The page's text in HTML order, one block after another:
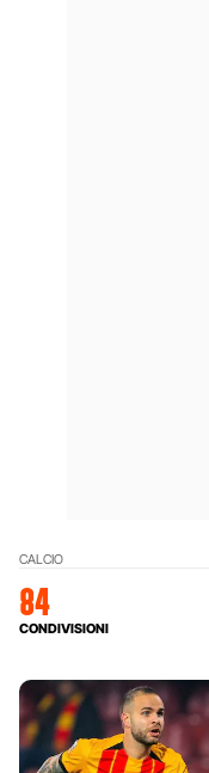
CALCIO
84
CONDIVISIONI